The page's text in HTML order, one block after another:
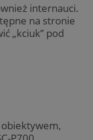
internauci.
na stronie
„kciuk” pod